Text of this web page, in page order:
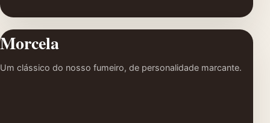
Morcela
Um clássico do nosso fumeiro, de personalidade marcante.